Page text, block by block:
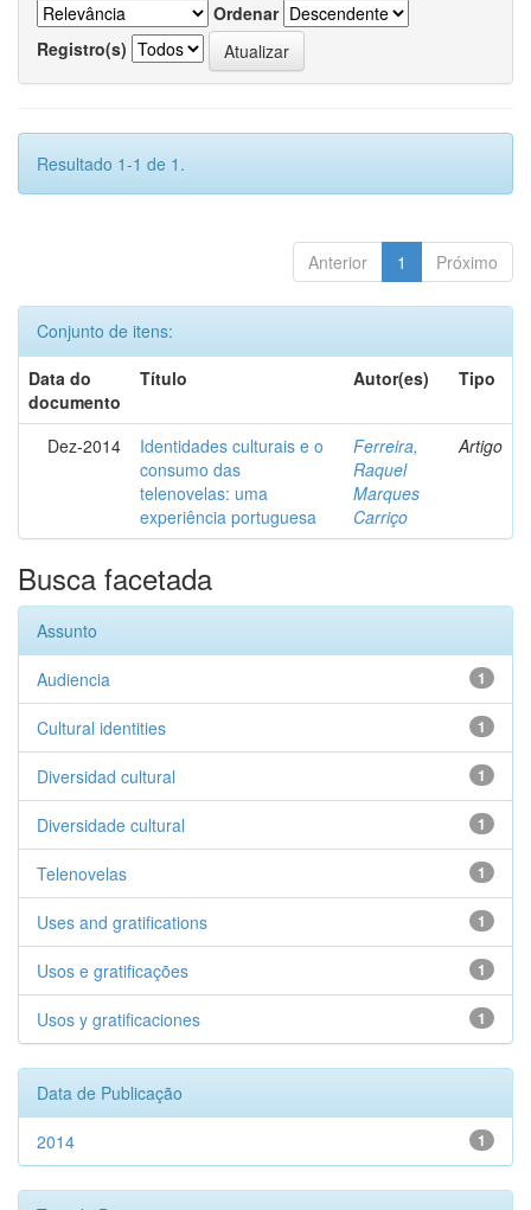
Ordenar
Registro(s)
Resultado 1-1 de 1.
Anterior 1 Próximo
Conjunto de itens:
Data do
documento
Título Autor(es) Tipo
Dez-2014
Identidades culturais e o
consumo das
telenovelas: uma
experiência portuguesa
Ferreira,
Raquel
Marques
Carriço
Artigo
Busca facetada
Assunto
1
Audiencia
1
Cultural identities
1
Diversidad cultural
1
Diversidade cultural
1
Telenovelas
1
Uses and gratifications
1
Usos e gratificações
1
Usos y gratificaciones
Data de Publicação
1
2014